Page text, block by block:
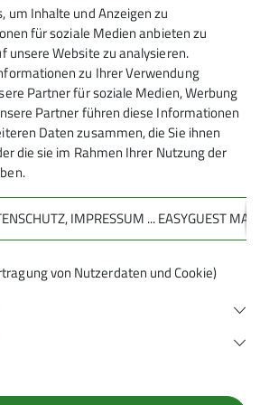
Mithilfe in der
der Sektion Geislingen/Steige
möchtest aber nicht direkt ein
Kein Problem. Neben den
gibt es bei uns viele
Deinen Interessen, Fähig
Alpenvereins (D.A.V.) e.V.
um Inhalte und Anzeigen zu
für soziale Medien anbieten zu
unsere Website zu analysieren.
zu Ihrer Verwendung
Partner für soziale Medien, Werbung
Partner führen diese Informationen
Daten zusammen, die Sie ihnen
die sie im Rahmen Ihrer Nutzung der
IMPRESSUM ... EASYGUEST
von Nutzerdaten und Cookie)